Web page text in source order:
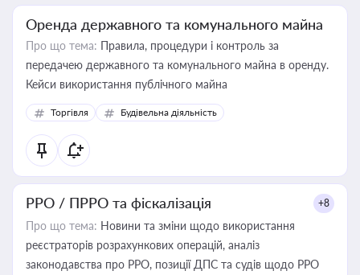
Оренда державного та комунального майна
Про що тема: Правила, процедури і контроль за
передачею державного та комунального майна в оренду.
Кейси використання публічного майна
Торгівля Будівельна діяльність
РРО / ПРРО та фіскалізація +8
Про що тема: Новини та зміни щодо використання
реєстраторів розрахункових операцій, аналіз
законодавства про РРО, позиції ДПС та судів щодо РРО